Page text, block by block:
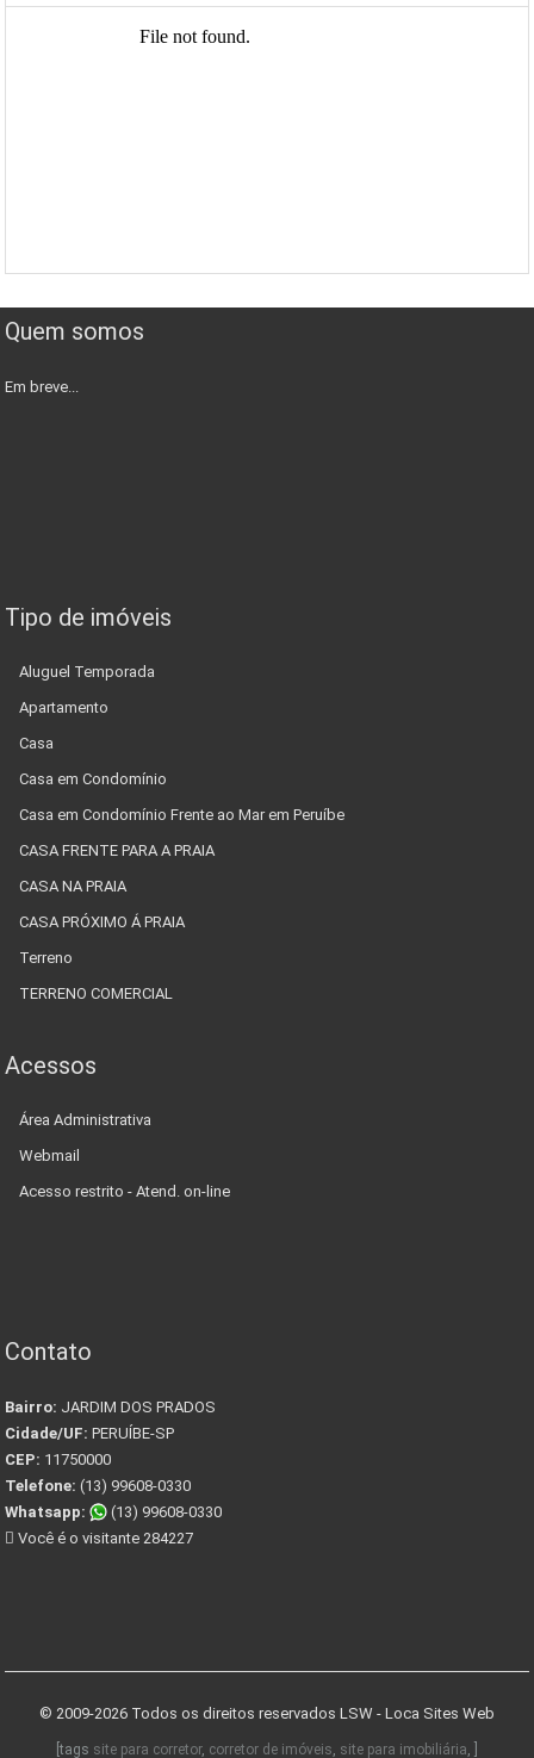
Quem somos
Em breve...
Tipo de imóveis
Aluguel Temporada
Apartamento
Casa
Casa em Condomínio
Casa em Condomínio Frente ao Mar em Peruíbe
CASA FRENTE PARA A PRAIA
CASA NA PRAIA
CASA PRÓXIMO Á PRAIA
Terreno
TERRENO COMERCIAL
Acessos
Área Administrativa
Webmail
Acesso restrito - Atend. on-line
Contato
Bairro: JARDIM DOS PRADOS
Cidade/UF: PERUÍBE-SP
CEP: 11750000
Telefone: (13) 99608-0330
Whatsapp:
(13) 99608-0330
Você é o visitante 284227
© 2009-2026 Todos os direitos reservados LSW - Loca Sites Web
[tags site para corretor, corretor de imóveis site para imobiliária